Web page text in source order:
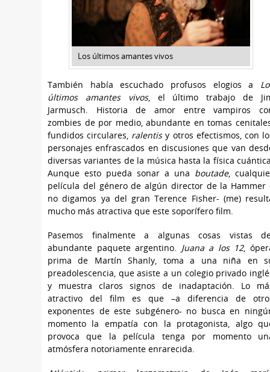
Los últimos amantes vivos
También había escuchado profusos elogios a
últimos amantes vivos, el último trabajo de
Jarmusch. Historia de amor entre vampiros
zombies de por medio, abundante en tomas
fundidos circulares, ralentisy otros efectismos, con
personajes enfrascados en discusiones que van
diversas variantes de la música hasta la física
Aunque esto pueda sonar a una boutade,
película del género de algún director de la Hammer
no digamos ya del gran Terence Fisher- (me)
mucho más atractiva que este soporífero film.
Pasemos finalmente a algunas cosas vistas
abundante paquete argentino. Juana a los 12,
prima de Martín Shanly, toma a una niña en
preadolescencia, que asiste a un colegio privado
y muestra claros signos de inadaptación. Lo
atractivo del film es que –a diferencia de
exponentes de este subgénero- no busca en
momento la empatía con la protagonista, algo
provoca que la película tenga por momento
atmósfera notoriamente enrarecida.